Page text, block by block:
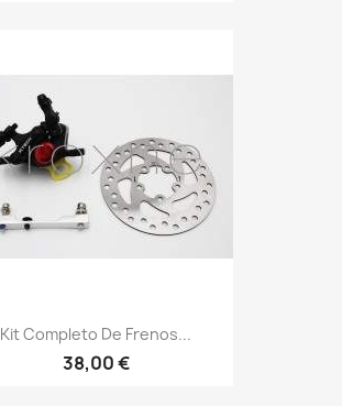
Kit Completo De Frenos...
38,00 €